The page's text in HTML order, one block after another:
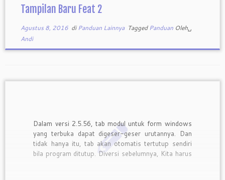
Tampilan Baru Feat 2
Agustus 8, 2016di Panduan Lainnya Tagged Panduan Oleh␣
Andi
Dalam versi 2.5.56, tab modul untuk form windows
yang terbuka dapat digeser-geser urutannya. Dan
tidak hanya itu, tab akan otomatis tertutup sendiri
bila program ditutup. Diversi sebelumnya, Kita harus